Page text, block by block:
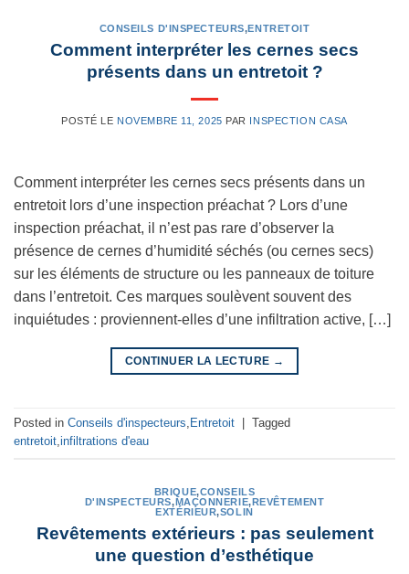
CONSEILS D'INSPECTEURS,ENTRETOIT
Comment interpréter les cernes secs
présents dans un entretoit ?
POSTÉ LE NOVEMBRE 11, 2025 PAR INSPECTION CASA
Comment interpréter les cernes secs présents dans un
entretoit lors d’une inspection préachat ? Lors d’une
inspection préachat, il n’est pas rare d’observer la
présence de cernes d’humidité séchés (ou cernes secs)
sur les éléments de structure ou les panneaux de toiture
dans l’entretoit. Ces marques soulèvent souvent des
inquiétudes : proviennent-elles d’une infiltration active, […]
CONTINUER LA LECTURE →
Posted in Conseils d'inspecteurs, Entretoit
Tagged
entretoit,infiltrations d'eau
BRIQUE,CONSEILS
D'INSPECTEURS,MAÇONNERIE,REVÊTEMENT
EXTÉRIEUR,SOLIN
Revêtements extérieurs : pas seulement
une question d’esthétique